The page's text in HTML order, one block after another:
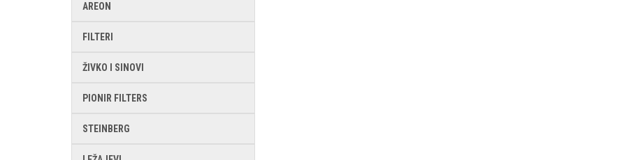
AREON
FILTERI
ŽIVKO I SINOVI
PIONIR FILTERS
STEINBERG